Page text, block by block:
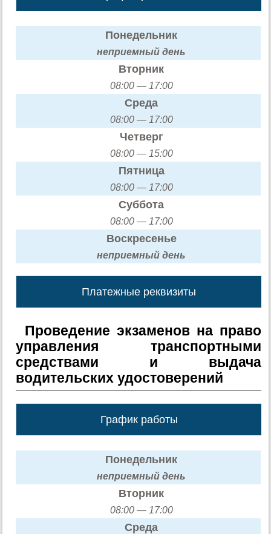
Понедельник
неприемный день
Вторник
08:00 — 17:00
Среда
08:00 — 17:00
Четверг
08:00 — 15:00
Пятница
08:00 — 17:00
Суббота
08:00 — 17:00
Воскресенье
неприемный день
Платежные реквизиты
Проведение экзаменов на право
управления транспортными
средствами и выдача
водительских удостоверений
График работы
Понедельник
неприемный день
Вторник
08:00 — 17:00
Среда